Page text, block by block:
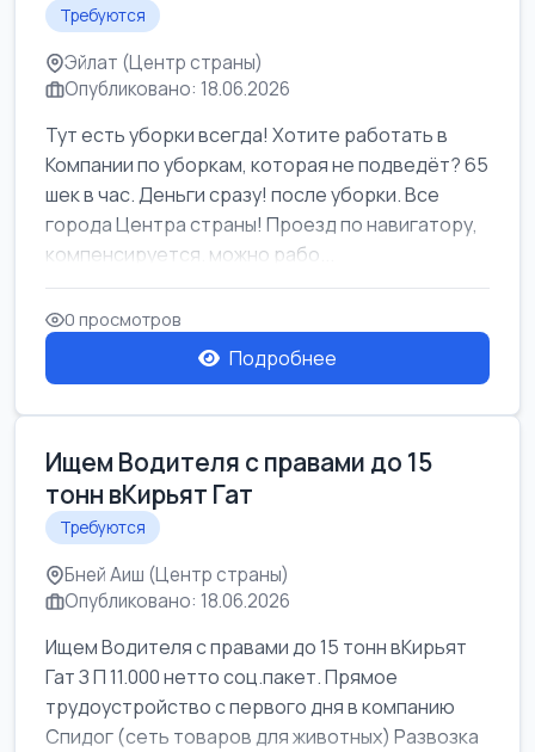
Требуются
Эйлат (Центр страны)
Опубликовано: 18.06.2026
Тут есть уборки всегда! Хотите работать в
Компании по уборкам, которая не подведёт? 65
шек в час. Деньги сразу! после уборки. Все
города Центра страны! Проезд по навигатору,
компенсируется. можно рабо...
0 просмотров
Подробнее
Ищем Водителя с правами до 15
тонн вКирьят Гат
Требуются
Бней Аиш (Центр страны)
Опубликовано: 18.06.2026
Ищем Водителя с правами до 15 тонн вКирьят
Гат З П 11.000 нетто соц.пакет. Прямое
трудоустройство с первого дня в компанию
Спидог (сеть товаров для животных) Развозка